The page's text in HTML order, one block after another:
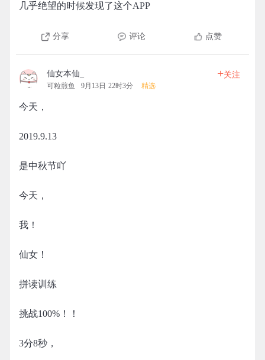
几乎绝望的时候发现了这个APP
分享 评论 点赞
仙女本仙_
可粒煎鱼 9月13日 22时3分 精选
+关注
今天，
2019.9.13
是中秋节吖
今天，
我！
仙女！
拼读训练
挑战100%！！
3分8秒，